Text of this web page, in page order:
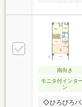
す。現在空
（設備・仕
い乾燥機・
可（使用細
南向き
モニタ付インタ
ン
◇ひろびろバ